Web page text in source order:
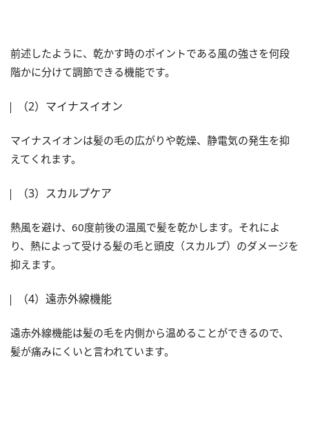
前述したように、乾かす時のポイントである風の強さを何段
階かに分けて調節できる機能です。
（2）マイナスイオン
マイナスイオンは髪の毛の広がりや乾燥、静電気の発生を抑
えてくれます。
（3）スカルプケア
熱風を避け、60度前後の温風で髪を乾かします。それによ
り、熱によって受ける髪の毛と頭皮（スカルプ）のダメージを
抑えます。
（4）遠赤外線機能
遠赤外線機能は髪の毛を内側から温めることができるので、
髪が痛みにくいと言われています。